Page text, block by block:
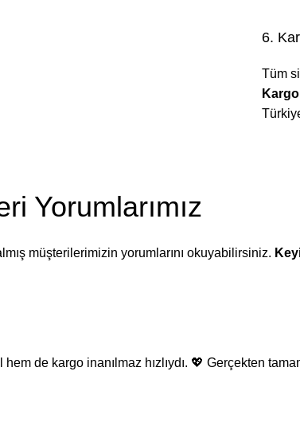
6.
Tüm
Kargo
Yorumlarımız
müşterilerimizin yorumlarını okuyabilirsiniz.
de kargo inanılmaz hızlıydı. 💖 Gerçekten